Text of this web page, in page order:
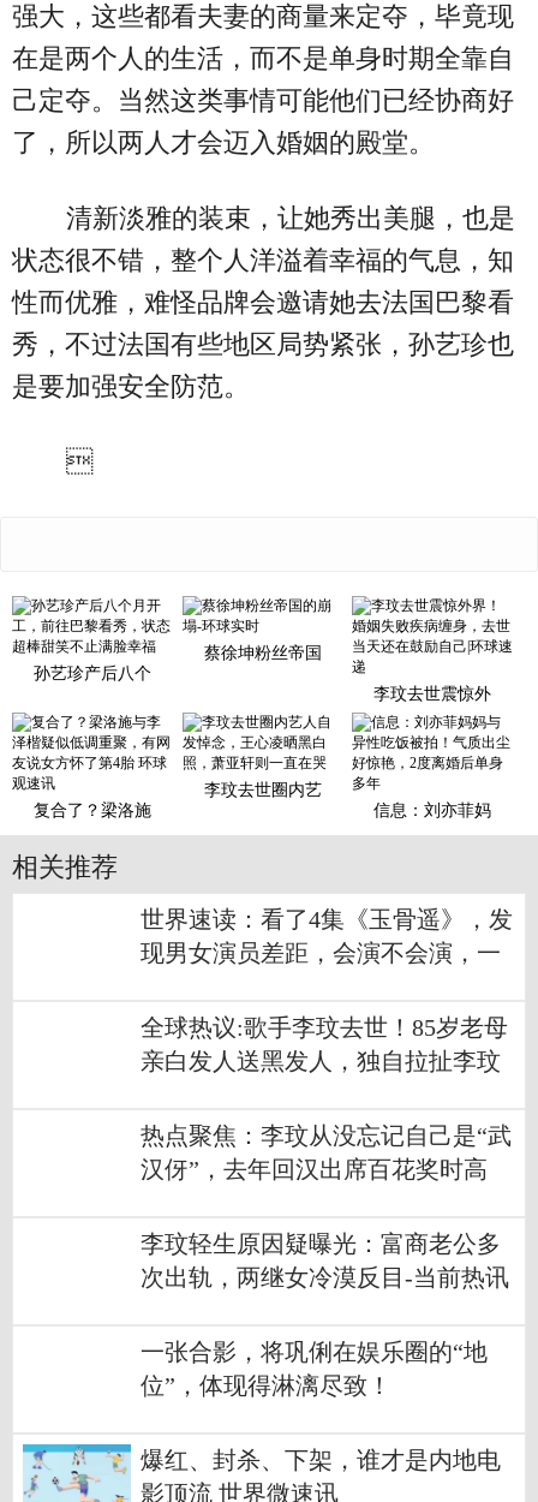
强大，这些都看夫妻的商量来定夺，毕竟现
在是两个人的生活，而不是单身时期全靠自
己定夺。当然这类事情可能他们已经协商好
了，所以两人才会迈入婚姻的殿堂。
清新淡雅的装束，让她秀出美腿，也是
状态很不错，整个人洋溢着幸福的气息，知
性而优雅，难怪品牌会邀请她去法国巴黎看
秀，不过法国有些地区局势紧张，孙艺珍也
是要加强安全防范。

孙艺珍产后八个
蔡徐坤粉丝帝国
李玟去世震惊外
复合了？梁洛施
李玟去世圈内艺
信息：刘亦菲妈
相关推荐
世界速读：看了4集《玉骨遥》，发
现男女演员差距，会演不会演，一
全球热议:歌手李玟去世！85岁老母
亲白发人送黑发人，独自拉扯李玟
热点聚焦：李玟从没忘记自己是“武
汉伢”，去年回汉出席百花奖时高
李玟轻生原因疑曝光：富商老公多
次出轨，两继女冷漠反目-当前热讯
一张合影，将巩俐在娱乐圈的“地
位”，体现得淋漓尽致！
爆红、封杀、下架，谁才是内地电
影顶流 世界微速讯